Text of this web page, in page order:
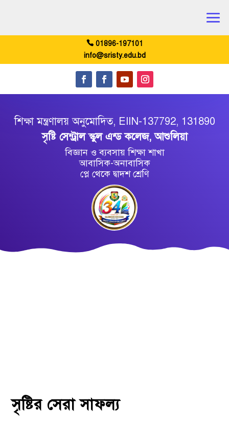
01896-197101
info@sristy.edu.bd
শিক্ষা মন্ত্রণালয় অনুমোদিত, EIIN-137792, 131890
সৃষ্টি সেন্ট্রাল স্কুল এন্ড কলেজ, আশুলিয়া
বিজ্ঞান ও ব্যবসায় শিক্ষা শাখা
আবাসিক-অনাবাসিক
প্লে থেকে দ্বাদশ শ্রেণি
সৃষ্টির সেরা সাফল্য